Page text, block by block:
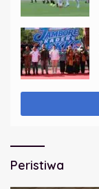
Peristiwa